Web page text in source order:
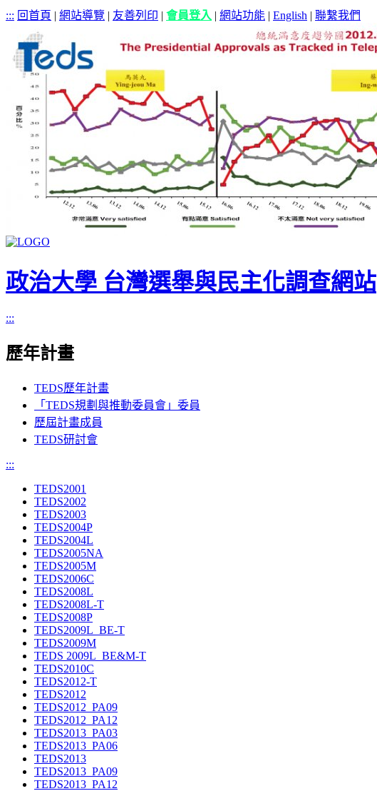
::: 回首頁 | 網站導覽 | 友善列印 | 會員登入 | 網站功能 | English | 聯繫我們
政治大學 台灣選舉與民主化調查網站
:::
歷年計畫
TEDS歷年計畫
「TEDS規劃與推動委員會」委員
歷屆計畫成員
TEDS研討會
:::
TEDS2001
TEDS2002
TEDS2003
TEDS2004P
TEDS2004L
TEDS2005NA
TEDS2005M
TEDS2006C
TEDS2008L
TEDS2008L-T
TEDS2008P
TEDS2009L_BE-T
TEDS2009M
TEDS 2009L_BE&M-T
TEDS2010C
TEDS2012-T
TEDS2012
TEDS2012_PA09
TEDS2012_PA12
TEDS2013_PA03
TEDS2013_PA06
TEDS2013
TEDS2013_PA09
TEDS2013_PA12